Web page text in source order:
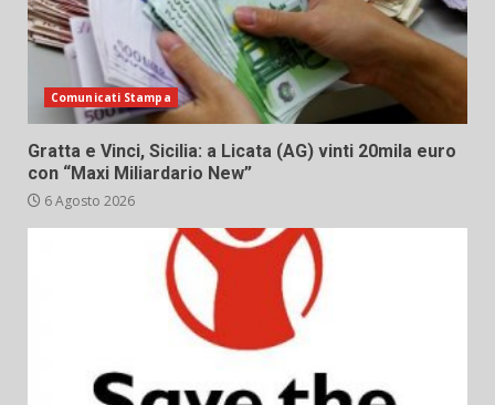
Comunicati Stampa
Gratta e Vinci, Sicilia: a Licata (AG) vinti 20mila euro
con “Maxi Miliardario New”
6 Agosto 2026